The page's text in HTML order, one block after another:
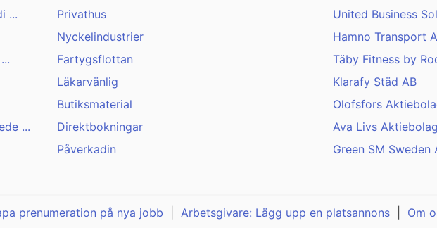
...
...
Privathus
Nyckelindustrier
Fartygsflottan
Läkarvänlig
Butiksmaterial
Direktbokningar
Påverkadin
United Business
Hamno Transport
Täby Fitness by
Klarafy Städ AB
Olofsfors
Ava Livs Aktiebolag
Green SM Sweden
prenumeration på nya jobb Arbetsgivare: Lägg upp en platsannons Om